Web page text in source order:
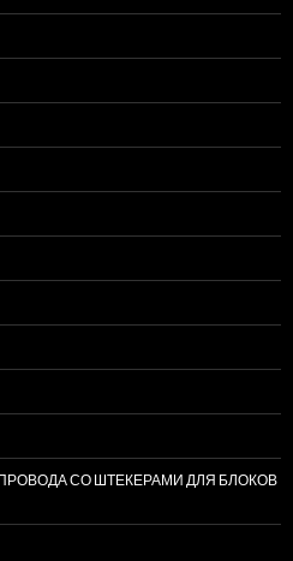
СО ШТЕКЕРАМИ ДЛЯ БЛОКОВ